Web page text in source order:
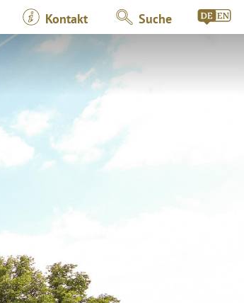
Kontakt Suche